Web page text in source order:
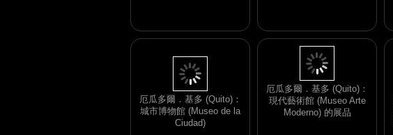
厄瓜多爾．基多 (Quito)：
城市博物館 (Museo de la
Ciudad)